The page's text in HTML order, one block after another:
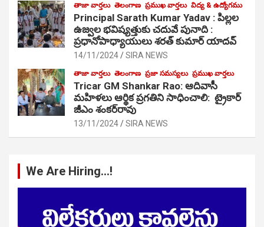
తాజా వార్తలు తెలంగాణ ప్రముఖ వార్తలు విద్య & ఉద్యోగము
Principal Sarath Kumar Yadav : పిల్లల
ఉజ్వల భవిష్యత్తుకు చదువే పునాది :
ప్రధానోపాధ్యాయులు శరత్ కుమార్ యాదవ్
14/11/2024 SIRA NEWS
తాజా వార్తలు తెలంగాణ ప్రజా సమస్యలు ప్రముఖ వార్తలు
Tricar GM Shankar Rao: ఆదివాసీ
మహిళలు ఆర్థిక ప్రగతిని సాధించాలి: ట్రైకార్
జీఎం శంకర్‌రావు
13/11/2024 SIRA NEWS
We Are Hiring…!